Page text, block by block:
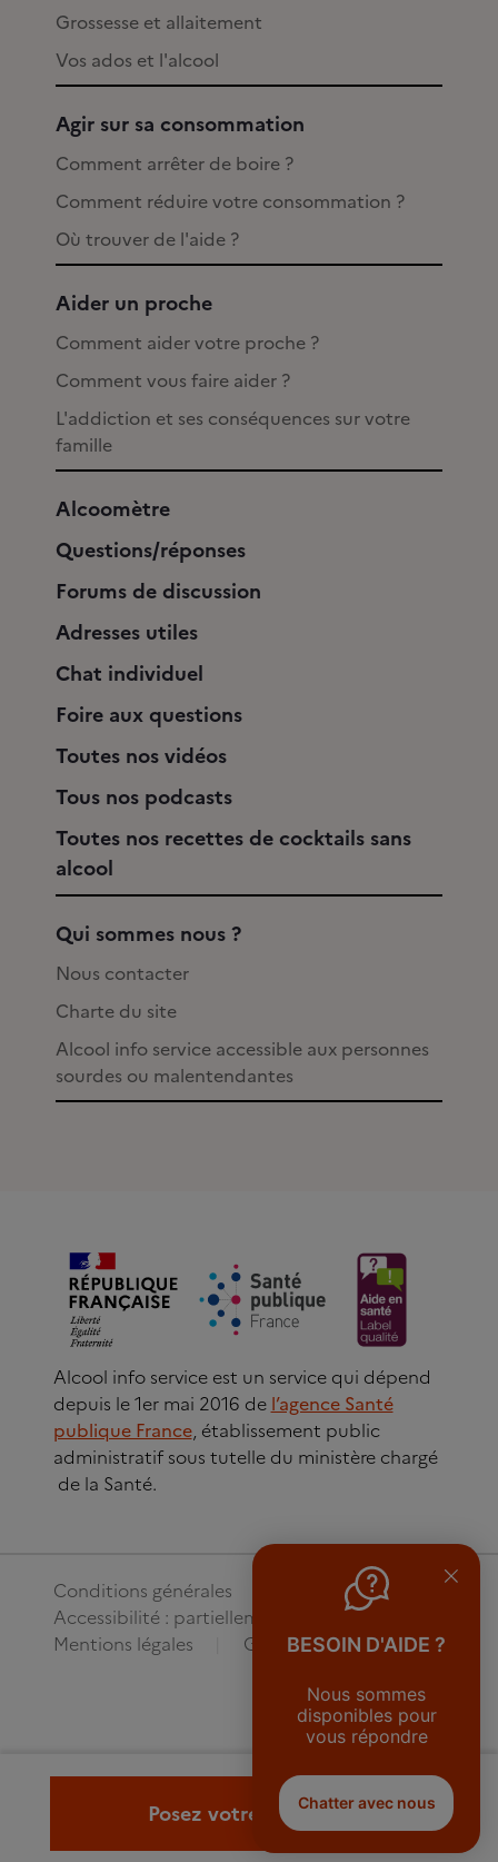
Posez votre question
Grossesse et allaitement
Vos ados et l'alcool
Agir sur sa consommation
Comment arrêter de boire ?
Comment réduire votre consommation ?
Où trouver de l'aide ?
Aider un proche
Comment aider votre proche ?
Comment vous faire aider ?
L'addiction et ses conséquences sur votre
famille
Alcoomètre
Questions/réponses
Forums de discussion
Adresses utiles
Chat individuel
Foire aux questions
Toutes nos vidéos
Tous nos podcasts
Toutes nos recettes de cocktails sans
alcool
Qui sommes nous ?
Nous contacter
Charte du site
Alcool info service accessible aux personnes
sourdes ou malentendantes
Alcool info service est un service qui dépend
depuis le 1er mai 2016 de l’agence Santé
publique France, établissement public
administratif sous tutelle du ministère chargé
de la Santé.
Conditions générales
Accessibilité : partiellement conforme
Mentions légales
Gestion des cookies
BESOIN D'AIDE ?
Nous sommes
disponibles pour
vous répondre
Chatter avec nous